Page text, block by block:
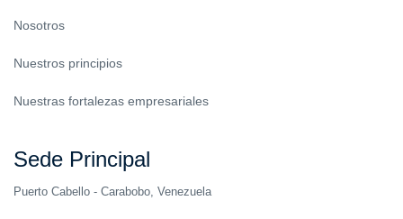
Nosotros
Nuestros principios
Nuestras fortalezas empresariales
Sede Principal
Puerto Cabello - Carabobo, Venezuela